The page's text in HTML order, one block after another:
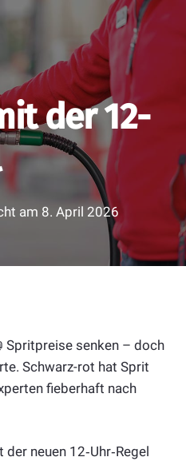
der 12-
am 8. April 2026
Spritpreise senken – doch
Schwarz-rot hat Sprit
fieberhaft nach
neuen 12‑Uhr‑Regel